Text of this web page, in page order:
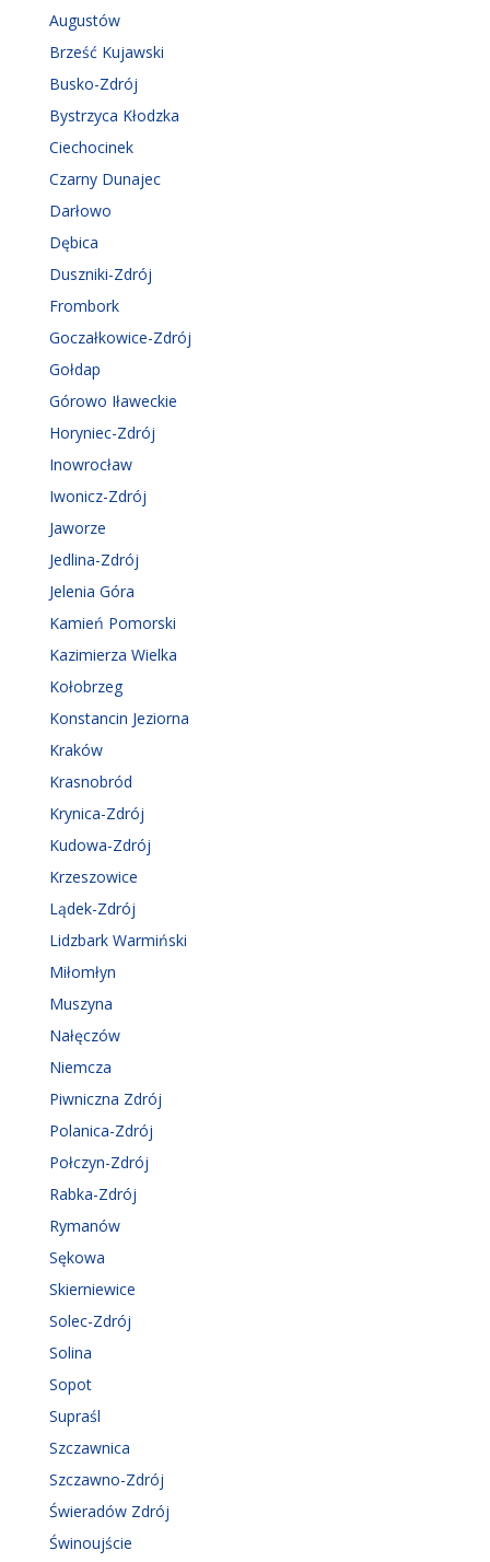
Augustów
Brześć Kujawski
Busko-Zdrój
Bystrzyca Kłodzka
Ciechocinek
Czarny Dunajec
Darłowo
Dębica
Duszniki-Zdrój
Frombork
Goczałkowice-Zdrój
Gołdap
Górowo Iławeckie
Horyniec-Zdrój
Inowrocław
Iwonicz-Zdrój
Jaworze
Jedlina-Zdrój
Jelenia Góra
Kamień Pomorski
Kazimierza Wielka
Kołobrzeg
Konstancin Jeziorna
Kraków
Krasnobród
Krynica-Zdrój
Kudowa-Zdrój
Krzeszowice
Lądek-Zdrój
Lidzbark Warmiński
Miłomłyn
Muszyna
Nałęczów
Niemcza
Piwniczna Zdrój
Polanica-Zdrój
Połczyn-Zdrój
Rabka-Zdrój
Rymanów
Sękowa
Skierniewice
Solec-Zdrój
Solina
Sopot
Supraśl
Szczawnica
Szczawno-Zdrój
Świeradów Zdrój
Świnoujście